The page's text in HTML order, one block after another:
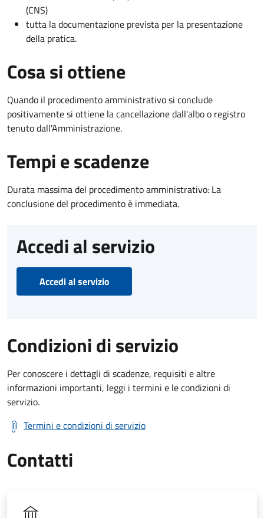
(CNS)
tutta la documentazione prevista per la presentazione
della pratica.
Cosa si ottiene
Quando il procedimento amministrativo si conclude
positivamente si ottiene la cancellazione dall'albo o registro
tenuto dall'Amministrazione.
Tempi e scadenze
Durata massima del procedimento amministrativo: La
conclusione del procedimento è immediata.
Accedi al servizio
Accedi al servizio
Condizioni di servizio
Per conoscere i dettagli di scadenze, requisiti e altre
informazioni importanti, leggi i termini e le condizioni di
servizio.
Termini e condizioni di servizio
Contatti